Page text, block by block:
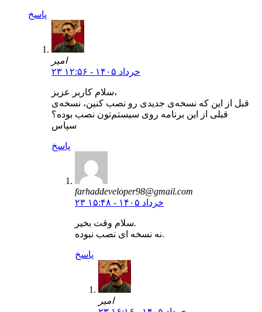
پاسخ
امیر
۲۳ خرداد ۱۴۰۵ - ۱۲:۵۶
سلام کاربر عزیز،
قبل از این که نسخه‌ی جدیدی رو نصب کنین، نسخه‌ی
قبلی‌ از این برنامه روی سیستم‌تون نصب بوده؟
سپاس
پاسخ
farhaddeveloper98@gmail.com
۲۳ خرداد ۱۴۰۵ - ۱۵:۴۸
سلام وقت بخیر.
نه نسخه ای نصب نبوده.
پاسخ
امیر